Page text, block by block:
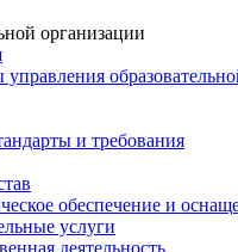
организации
и требования
обеспечение и
услуги